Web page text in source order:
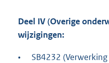
Deel IV (Overige
wijzigingen:
•
SB4232